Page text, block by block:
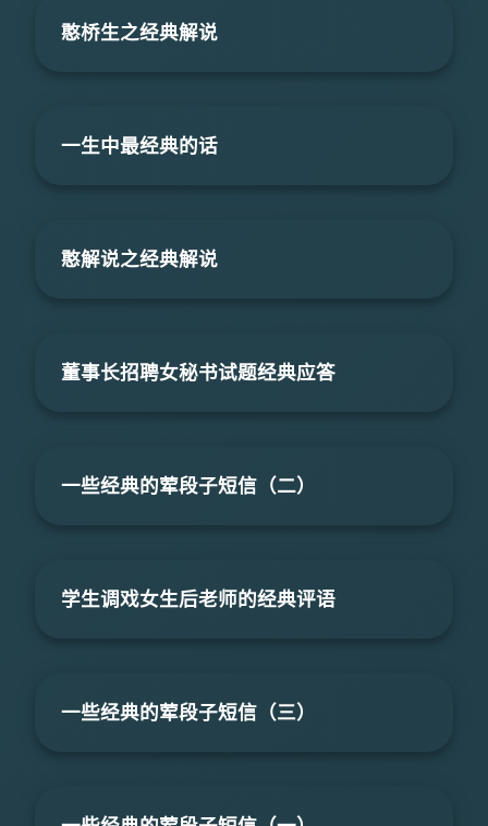
憨桥生之经典解说
一生中最经典的话
憨解说之经典解说
董事长招聘女秘书试题经典应答
一些经典的荤段子短信（二）
学生调戏女生后老师的经典评语
一些经典的荤段子短信（三）